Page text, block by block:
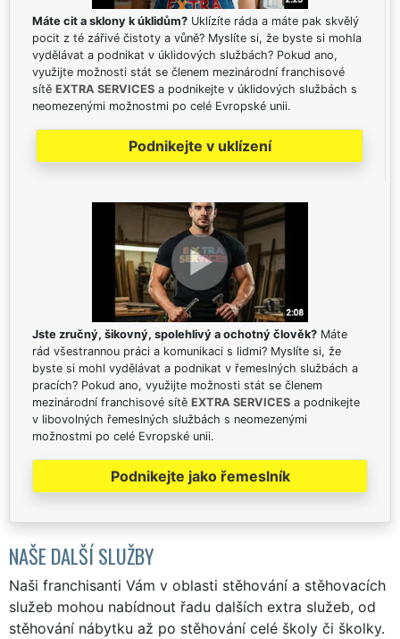
Máte cit a sklony k úklidům? Uklízíte ráda a máte pak skvělý
pocit z té zářivé čistoty a vůně? Myslíte si, že byste si mohla
vydělávat a podnikat v úklidových službách? Pokud ano,
využijte možnosti stát se členem mezinárodní franchisové
sítě EXTRA SERVICES a podnikejte v úklidových službách s
neomezenými možnostmi po celé Evropské unii.
Podnikejte v uklízení
Jste zručný, šikovný, spolehlivý a ochotný člověk? Máte
rád všestrannou práci a komunikaci s lidmi? Myslíte si, že
byste si mohl vydělávat a podnikat v řemeslných službách a
pracích? Pokud ano, využijte možnosti stát se členem
mezinárodní franchisové sítě EXTRA SERVICES a podnikejte
v libovolných řemeslných službách s neomezenými
možnostmi po celé Evropské unii.
Podnikejte jako řemeslník
NAŠE DALŠÍ SLUŽBY
Naši franchisanti Vám v oblasti stěhování a stěhovacích
služeb mohou nabídnout řadu dalších extra služeb, od
stěhování nábytku až po stěhování celé školy či školky.